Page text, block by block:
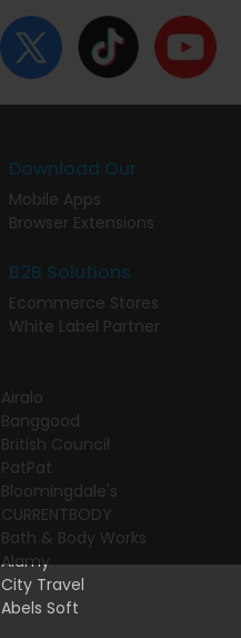
Download Our
Mobile Apps
Browser Extensions
B2B Solutions
Ecommerce Stores
White Label Partner
Airalo
Banggood
British Council
PatPat
Bloomingdale's
CURRENTBODY
Bath & Body Works
Alamy
City Travel
Abels Soft